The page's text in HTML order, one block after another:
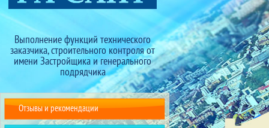
Выполнение функций технического
заказчика, строительного контроля от
имени Застройщика и генерального
подрядчика
Отзывы и рекомендации